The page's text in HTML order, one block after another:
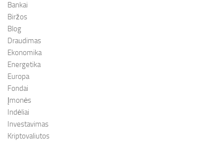
Bankai
Biržos
Blog
Draudimas
Ekonomika
Energetika
Europa
Fondai
Įmonės
Indėliai
Investavimas
Kriptovaliutos